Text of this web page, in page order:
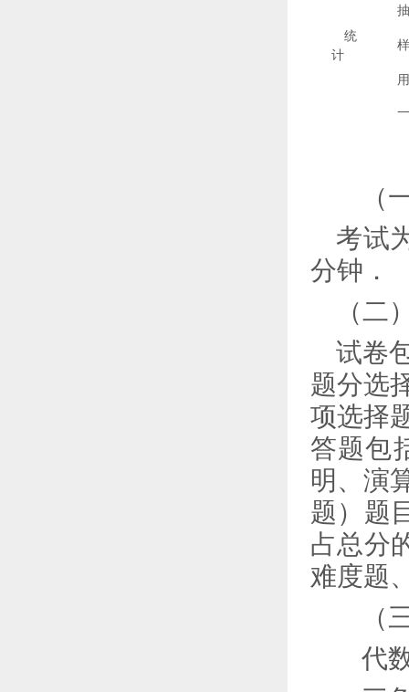
统
计
（
考试
分钟．
（二
试卷
题分选
项选择
答题包
明、演
题）题
占总分
难度题
（
代